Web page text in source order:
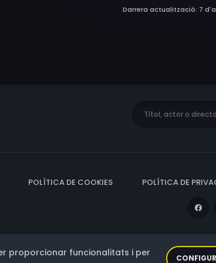
Darrera actualització: 7
POLÍTICA DE COOKIES POLÍTICA DE
proporcionar funcionalitats i per